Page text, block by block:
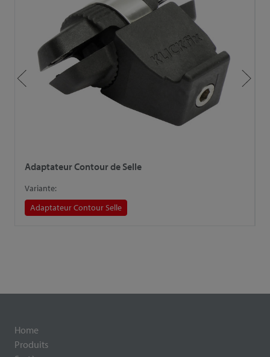
Adaptateur Contour de Selle
Variante:
Adaptateur Contour Selle
Home
Produits